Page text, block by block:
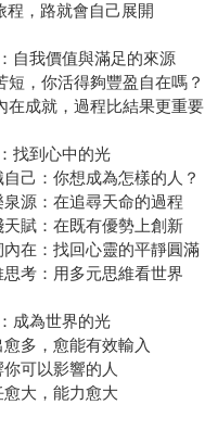
，路就會自己展開
自我價值與滿足的來源
短，你活得夠豐盈自在嗎？
在成就，過程比結果更重要
找到心中的光
己：你想成為怎樣的人？
源：在追尋天命的過程
賦：在既有優勢上創新
在：找回心靈的平靜圓滿
考：用多元思維看世界
成為世界的光
多，愈能有效輸入
可以影響的人
大，能力愈大